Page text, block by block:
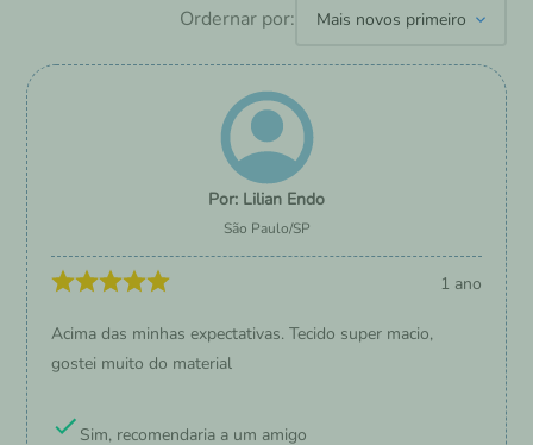
Ordernar por: Mais novos primeiro
Lilian Endo
São Paulo/SP
1 ano
Acima das minhas expectativas. Tecido super macio,
gostei muito do material
Sim, recomendaria a um amigo